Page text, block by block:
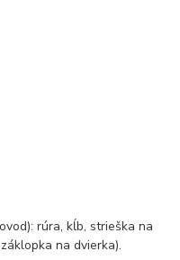
rúra, kĺb, strieška na
na dvierka).